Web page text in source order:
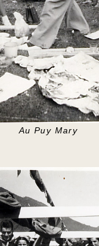
Au Puy Mary